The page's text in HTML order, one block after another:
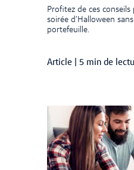
Profitez de ces
soirée d’Halloween
portefeuille.
Article 5 min de